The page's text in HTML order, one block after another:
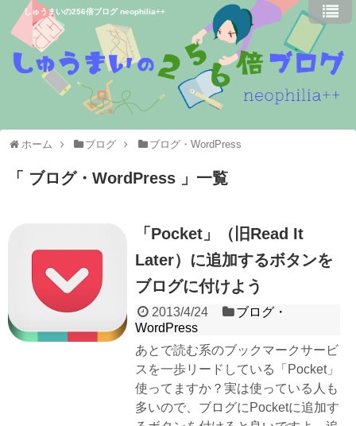
しゅうまいの256倍ブログ neophilia++
ホーム ブログ ブログ・WordPress
ブログ・WordPress 一覧
「Pocket」（旧Read It
Later）に追加するボタンを
ブログに付けよう
2013/4/24
ブログ・
WordPress
あとで読む系のブックマークサービ
スを一歩リードしている「Pocket」
使ってますか？実は使っている人も
多いので、ブログにPocketに追加す